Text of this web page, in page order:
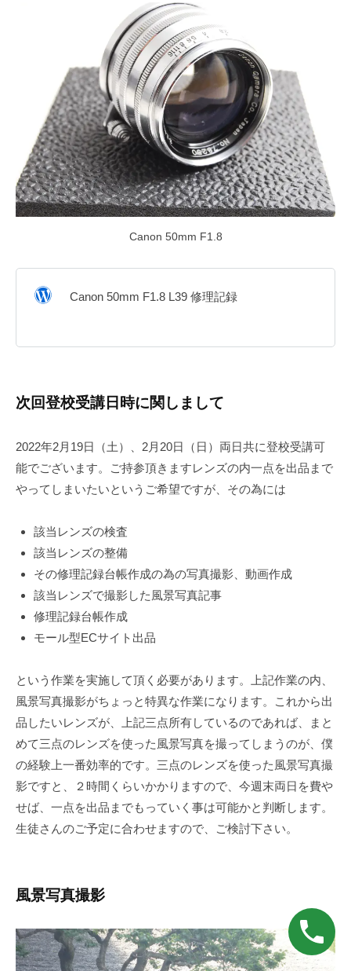
Canon 50mm F1.8
Canon 50mm F1.8 L39 修理記録
次回登校受講日時に関しまして
2022年2月19日（土）、2月20日（日）両日共に登校受講可
能でございます。ご持参頂きますレンズの内一点を出品まで
やってしまいたいというご希望ですが、その為には
該当レンズの検査
該当レンズの整備
その修理記録台帳作成の為の写真撮影、動画作成
該当レンズで撮影した風景写真記事
修理記録台帳作成
モール型ECサイト出品
という作業を実施して頂く必要があります。上記作業の内、
風景写真撮影がちょっと特異な作業になります。これから出
品したいレンズが、上記三点所有しているのであれば、まと
めて三点のレンズを使った風景写真を撮ってしまうのが、僕
の経験上一番効率的です。三点のレンズを使った風景写真撮
影ですと、２時間くらいかかりますので、今週末両日を費や
せば、一点を出品までもっていく事は可能かと判断します。
生徒さんのご予定に合わせますので、ご検討下さい。
風景写真撮影